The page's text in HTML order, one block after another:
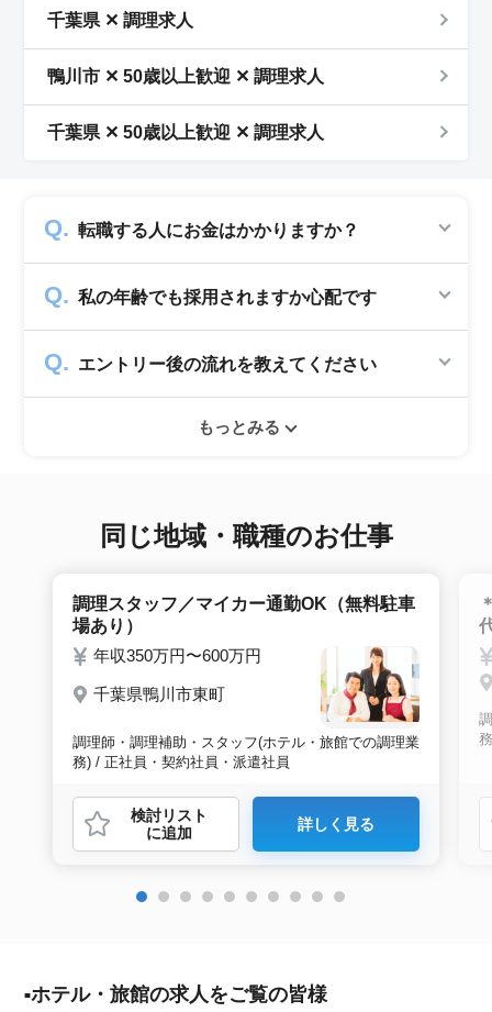
千葉県 ✕ 調理求人
鴨川市 ✕ 50歳以上歓迎 ✕ 調理求人
千葉県 ✕ 50歳以上歓迎 ✕ 調理求人
転職する人にお金はかかりますか？
していますので、転職希望者の方からは費用は
一切発生致しません。
私の年齢でも採用されますか心配です
業のみ掲載をしています。60代・70代以上の
就職実績も多数ありますので年齢に気負いせず
ぜひ紹介依頼へ進んでください。
エントリー後の流れを教えてください
ーとヒアリングのお時間を頂きます。その後希
もっとみる
同じ地域・職種のお仕事
調理スタッフ／マイカー通勤OK（無料駐車
場あり）
年収350万円〜600万円
千葉県鴨川市東町
調理師・調理補助・スタッフ(ホテル・旅館での調理業
務) / 正社員・契約社員・派遣社員
検討リスト
に追加
詳しく見る
ホテル・旅館の求人をご覧の皆様